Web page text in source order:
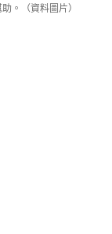
。（資料圖片）